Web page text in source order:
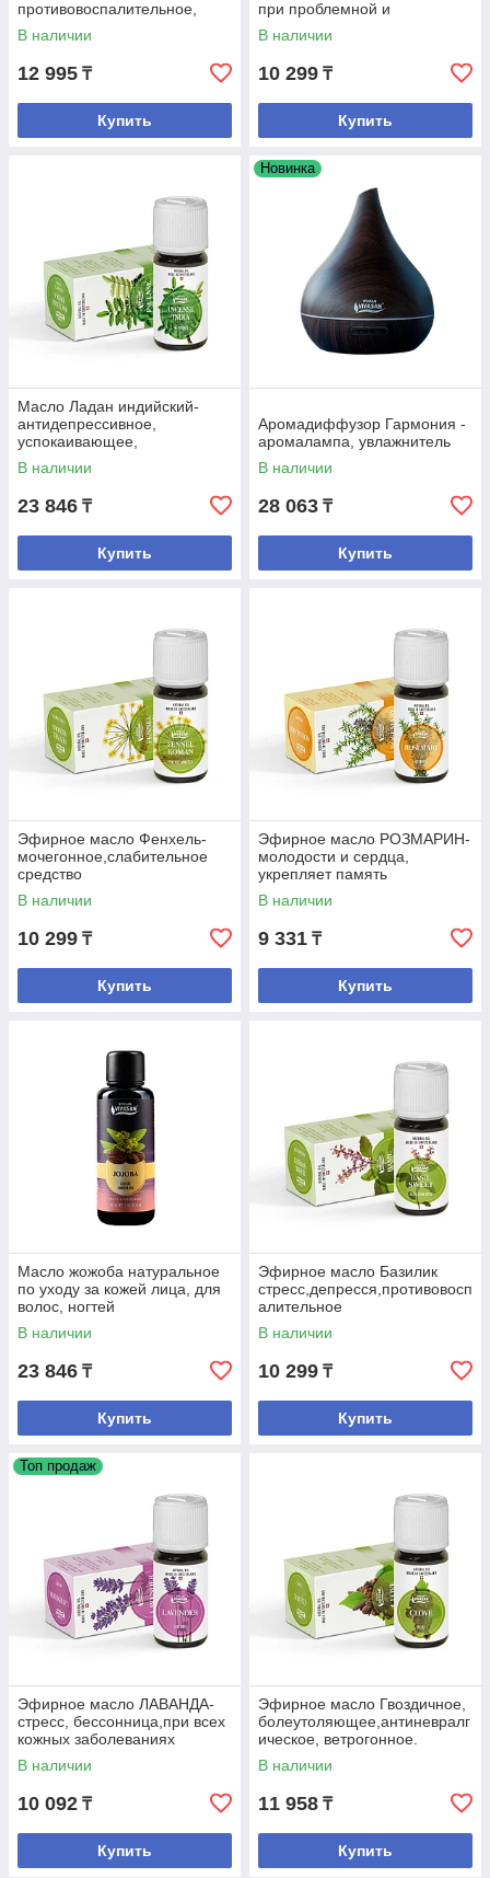
противовоспалительное,
ранозаживляющее.
В наличии
12 995 ₸
Купить
при проблемной и
увядающей коже.
В наличии
10 299 ₸
Купить
Масло Ладан индийский-
антидепрессивное,
успокаивающее,
расслабляющее.
В наличии
23 846 ₸
Купить
Новинка
Аромадиффузор Гармония -
аромалампа, увлажнитель
В наличии
28 063 ₸
Купить
Эфирное масло Фенхель-
мочегонное,слабительное
средство
В наличии
10 299 ₸
Купить
Эфирное масло РОЗМАРИН-
молодости и сердца,
укрепляет память
В наличии
9 331 ₸
Купить
Масло жожоба натуральное
по уходу за кожей лица, для
волос, ногтей
В наличии
23 846 ₸
Купить
Эфирное масло Базилик
стресс,депресся,противовосп
алительное
В наличии
10 299 ₸
Купить
Топ продаж
Эфирное масло ЛАВАНДА-
стресс, бессонница,при всех
кожных заболеваниях
В наличии
10 092 ₸
Купить
Эфирное масло Гвоздичное,
болеутоляющее,антиневралг
ическое, ветрогонное.
В наличии
11 958 ₸
Купить